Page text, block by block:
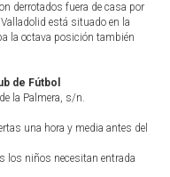
derrotados fuera de casa por
está situado en la
la octava posición también
de Fútbol
la Palmera, s/n.
una hora y media antes del
los niños necesitan entrada